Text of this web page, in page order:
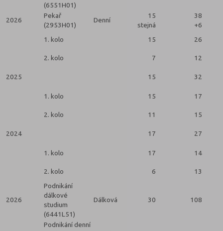
(6551H01)
2026
Pekař
(2953H01)
Denní
15
stejná
38
+6
1. kolo
15 26
2. kolo 7 12
2025 15 32
1. kolo
15 17
2. kolo 11 15
2024 17 27
1. kolo
17 14
2. kolo 6 13
2026
Podnikání
dálkové
studium
(6441L51)
Dálková 30 108
Podnikání denní